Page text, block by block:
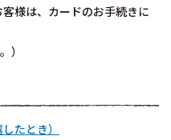
客様は、カードのお手続きに
）
たとき）